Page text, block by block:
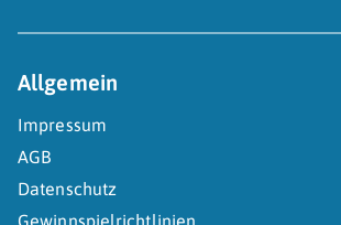
Allgemein
Impressum
AGB
Datenschutz
Gewinnspielrichtlinien